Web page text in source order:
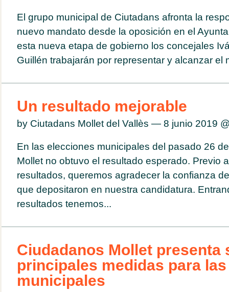
El grupo municipal de Ciutadans afronta la
nuevo mandato desde la oposición en el
esta nueva etapa de gobierno los concejales
Guillén trabajarán por representar y alcanzar el
Un resultado mejorable
by Ciutadans Mollet del Vallès — 8 junio 2019
En las elecciones municipales del pasado 26
Mollet no obtuvo el resultado esperado. Previo
resultados, queremos agradecer la confianza
que depositaron en nuestra candidatura.
resultados tenemos...
Ciudadanos Mollet presenta
principales medidas para
municipales